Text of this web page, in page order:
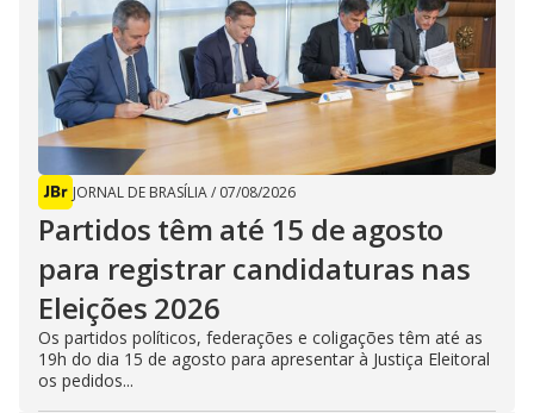
JORNAL DE BRASÍLIA/ 07/08/2026
Partidos têm até 15 de agosto
para registrar candidaturas nas
Eleições 2026
Os partidos políticos, federações e coligações têm até as
19h do dia 15 de agosto para apresentar à Justiça Eleitoral
os pedidos...